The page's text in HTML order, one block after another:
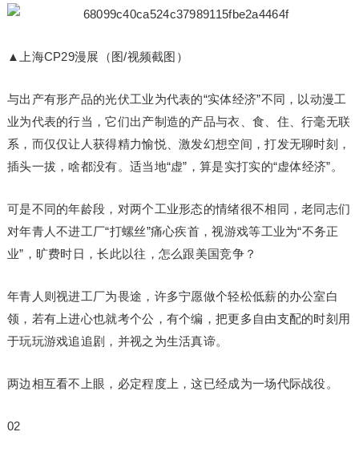
▲上海CP29漫展（图/视频截图）
与出产有形产品的光伏工业为代表的“实体经济”不同，以动漫工
业为代表的行当，它们出产制造的产品与衣、食、住、行毫无联
系，而仅仅让人获得精力愉悦、激发幻想空间，打发无聊时刻，
插头一拔，啥都没有。适当地“虚”，算是实打实的“虚体经济”。
可是不同的年龄段，对两个工业形态的情绪很不相同，老同志们
对年青人不进工厂“打螺丝”痛心疾首，视游戏等工业为“不务正
业”，旷费时日，长此以往，怎么跟美国竞争？
年青人则视进工厂为畏途，许多宁愿做个轻松低薪的办公室白
领，若有上进心也就考个公，有个编，把更多自由支配的时刻用
于玩玩游戏追追剧，并视之为生活真谛。
两边相互看不上眼，必定程度上，这已经成为一场代际战役。
02